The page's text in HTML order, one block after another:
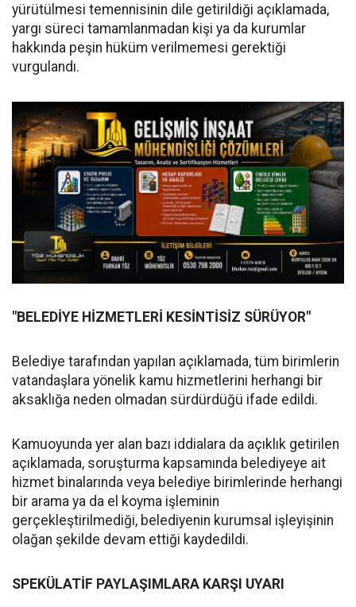
yürütülmesi temennisinin dile getirildiği açıklamada,
yargı süreci tamamlanmadan kişi ya da kurumlar
hakkında peşin hüküm verilmemesi gerektiği
vurgulandı.
"BELEDİYE HİZMETLERİ KESİNTİSİZ SÜRÜYOR"
Belediye tarafından yapılan açıklamada, tüm birimlerin
vatandaşlara yönelik kamu hizmetlerini herhangi bir
aksaklığa neden olmadan sürdürdüğü ifade edildi.
Kamuoyunda yer alan bazı iddialara da açıklık getirilen
açıklamada, soruşturma kapsamında belediyeye ait
hizmet binalarında veya belediye birimlerinde herhangi
bir arama ya da el koyma işleminin
gerçekleştirilmediği, belediyenin kurumsal işleyişinin
olağan şekilde devam ettiği kaydedildi.
SPEKÜLATİF PAYLAŞIMLARA KARŞI UYARI